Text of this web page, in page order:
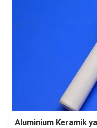
Aluminium Keramik